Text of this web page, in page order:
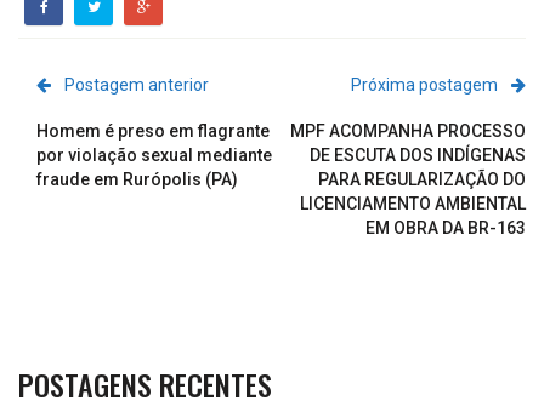
Postagem anterior
Homem é preso em flagrante
por violação sexual mediante
fraude em Rurópolis (PA)
Próxima postagem
MPF ACOMPANHA PROCESSO
DE ESCUTA DOS INDÍGENAS
PARA REGULARIZAÇÃO DO
LICENCIAMENTO AMBIENTAL
EM OBRA DA BR-163
POSTAGENS RECENTES